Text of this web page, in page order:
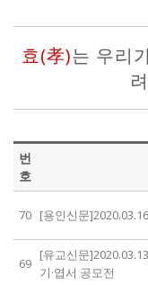
효(孝)는 우리
번
호
70 [용인신문
69
[유교신문
기·엽서 공모전